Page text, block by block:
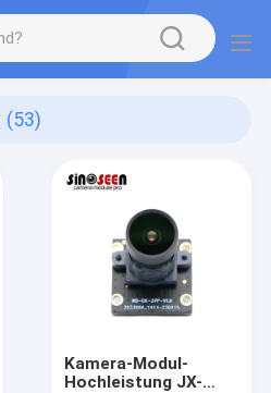
(53)
Kamera-Modul-
Hochleistung JX-